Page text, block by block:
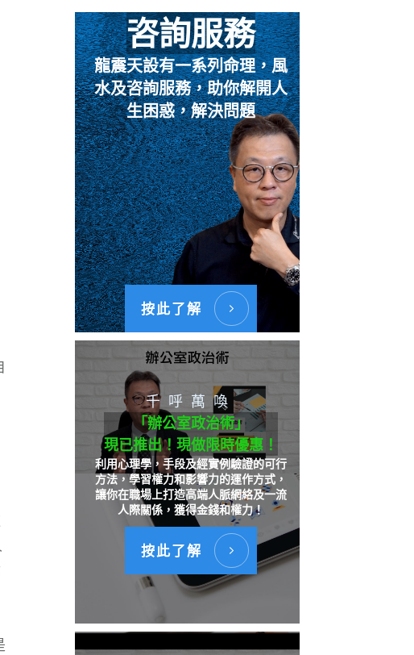
咨詢服務
龍震天設有一系列命理，風
水及咨詢服務，助你解開人
生困惑，解決問題
按此了解
千呼萬喚
「辦公室政治術」
現已推出！現做限時優惠！
利用心理學，手段及經實例驗證的可行
方法，學習權力和影響力的運作方式，
讓你在職場上打造高端人脈網絡及一流
人際關係，獲得金錢和權力！
按此了解